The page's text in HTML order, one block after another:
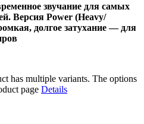
звучание для самых
Версия Power (Heavy/
долгое затухание — для
has multiple variants. The options
page Details